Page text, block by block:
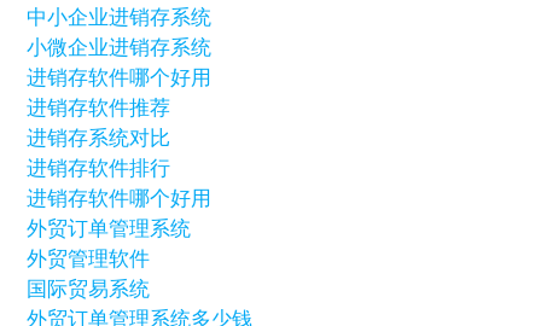
中小企业进销存系统
小微企业进销存系统
进销存软件哪个好用
进销存软件推荐
进销存系统对比
进销存软件排行
进销存软件哪个好用
外贸订单管理系统
外贸管理软件
国际贸易系统
外贸订单管理系统多少钱